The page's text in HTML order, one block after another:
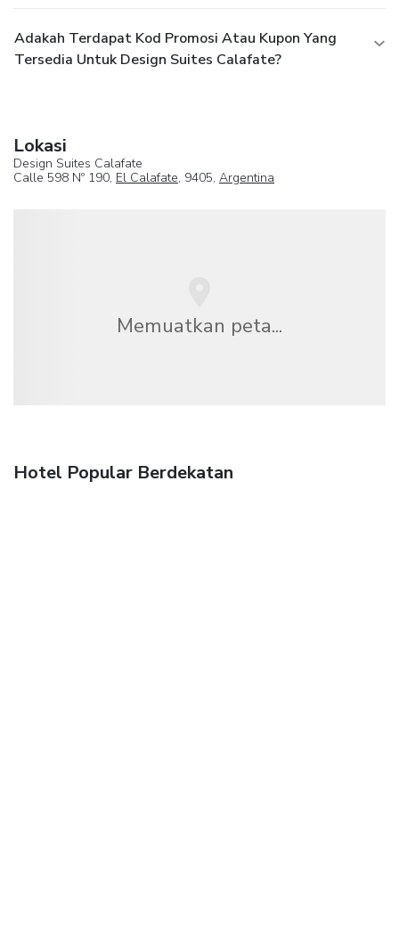
Adakah Terdapat Kod Promosi Atau Kupon Yang
Tersedia Untuk Design Suites Calafate?
Lokasi
Design Suites Calafate
Calle 598 Nº 190, El Calafate, 9405, Argentina
Memuatkan peta...
Hotel Popular Berdekatan